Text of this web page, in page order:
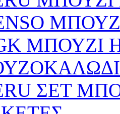
ΜΠΟΥΖΙ
ΣΕΤ